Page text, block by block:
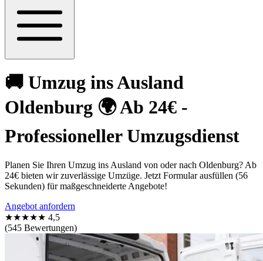
🚚 Umzug ins Ausland
Oldenburg 🌍 Ab 24€ -
Professioneller Umzugsdienst
Planen Sie Ihren Umzug ins Ausland von oder nach Oldenburg? Ab
24€ bieten wir zuverlässige Umzüge. Jetzt Formular ausfüllen (56
Sekunden) für maßgeschneiderte Angebote!
Angebot anfordern
★★★★★ 4,5
(545 Bewertungen)